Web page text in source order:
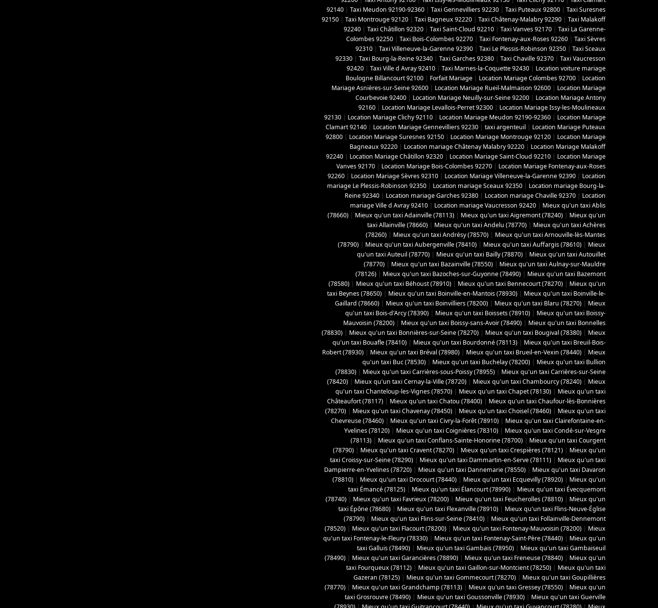
92140 | Taxi Meudon 92190-92360 | Taxi Gennevilliers 92230 | Taxi Puteaux 92800 | Taxi Suresnes
92150 | Taxi Montrouge 92120 | Taxi Bagneux 92220 | Taxi Châtenay-Malabry 92290 | Taxi Malakoff
92240 | Taxi Châtillon 92320 | Taxi Saint-Cloud 92210 | Taxi Vanves 92170 | Taxi La Garenne-
Colombes 92250 | Taxi Bois-Colombes 92270 | Taxi Fontenay-aux-Roses 92260 | Taxi Sèvres
92310 | Taxi Villeneuve-la-Garenne 92390 | Taxi Le Plessis-Robinson 92350 | Taxi Sceaux
92330 | Taxi Bourg-la-Reine 92340 | Taxi Garches 92380 | Taxi Chaville 92370 | Taxi Vaucresson
92420 | Taxi Ville d Avray 92410 | Taxi Marnes-la-Coquette 92430 | Location voiture mariage
Boulogne Billancourt 92100 | Forfait Mariage | Location Mariage Colombes 92700 | Location
Mariage Asnières-sur-Seine 92600 | Location Mariage Rueil-Malmaison 92600 | Location Mariage
Courbevoie 92400 | Location Mariage Neuilly-sur-Seine 92200 | Location Mariage Antony
92160 | Location Mariage Levallois-Perret 92300 | Location Mariage Issy-les-Moulineaux
92130 | Location Mariage Clichy 92110 | Location Mariage Meudon 92190-92360 | Location Mariage
Clamart 92140 | Location Mariage Gennevilliers 92230 | taxi argenteuil | Location Mariage Puteaux
92800 | Location Mariage Suresnes 92150 | Location Mariage Montrouge 92120 | Location Mariage
Bagneaux 92220 | Location mariage Châtenay Malabry 92220 | Location Mariage Malakoff
92240 | Location Mariage Châtillon 92320 | Location Mariage Saint-Cloud 92210 | Location Mariage
Vanves 92170 | Location Mariage Bois-Colombes 92270 | Location Mariage Fontenay-aux-Roses
92260 | Location Mariage Sèvres 92310 | Location Mariage Villeneuve-la-Garenne 92390 | Location
mariage Le Plessis-Robinson 92350 | Location mariage Sceaux 92350 | Location mariage Bourg-la-
Reine 92340 | Location mariage Garches 92380 | Location mariage Chaville 92370 | Location
mariage Ville d Avray 92410 | Location mariage Vaucresson 92420 | Mieux qu'un taxi Ablis
(78660) | Mieux qu'un taxi Adainville (78113) | Mieux qu'un taxi Aigremont (78240) | Mieux qu'un
taxi Allainville (78660) | Mieux qu'un taxi Andelu (78770) | Mieux qu'un taxi Achères
(78260) | Mieux qu'un taxi Andrésy (78570) | Mieux qu'un taxi Arnouville-lès-Mantes
(78790) | Mieux qu'un taxi Aubergenville (78410) | Mieux qu'un taxi Auffargis (78610) | Mieux
qu'un taxi Auteuil (78770) | Mieux qu'un taxi Bailly (78870) | Mieux qu'un taxi Autouillet
(78770) | Mieux qu'un taxi Bazainville (78550) | Mieux qu'un taxi Aulnay-sur-Mauldre
(78126) | Mieux qu'un taxi Bazoches-sur-Guyonne (78490) | Mieux qu'un taxi Bazemont
(78580) | Mieux qu'un taxi Béhoust (78910) | Mieux qu'un taxi Bennecourt (78270) | Mieux qu'un
taxi Beynes (78650) | Mieux qu'un taxi Boinville-en-Mantois (78930) | Mieux qu'un taxi Boinville-le-
Gaillard (78660) | Mieux qu'un taxi Boinvilliers (78200) | Mieux qu'un taxi Blaru (78270) | Mieux
qu'un taxi Bois-d'Arcy (78390) | Mieux qu'un taxi Boissets (78910) | Mieux qu'un taxi Boissy-
Mauvoisin (78200) | Mieux qu'un taxi Boissy-sans-Avoir (78490) | Mieux qu'un taxi Bonnelles
(78830) | Mieux qu'un taxi Bonnières-sur-Seine (78270) | Mieux qu'un taxi Bougival (78380) | Mieux
qu'un taxi Bouafle (78410) | Mieux qu'un taxi Bourdonné (78113) | Mieux qu'un taxi Breuil-Bois-
Robert (78930) | Mieux qu'un taxi Bréval (78980) | Mieux qu'un taxi Brueil-en-Vexin (78440) | Mieux
qu'un taxi Buc (78530) | Mieux qu'un taxi Buchelay (78200) | Mieux qu'un taxi Bullion
(78830) | Mieux qu'un taxi Carrières-sous-Poissy (78955) | Mieux qu'un taxi Carrières-sur-Seine
(78420) | Mieux qu'un taxi Cernay-la-Ville (78720) | Mieux qu'un taxi Chambourcy (78240) | Mieux
qu'un taxi Chanteloup-les-Vignes (78570) | Mieux qu'un taxi Chapet (78130) | Mieux qu'un taxi
Châteaufort (78117) | Mieux qu'un taxi Chatou (78400) | Mieux qu'un taxi Chaufour-lès-Bonnières
(78270) | Mieux qu'un taxi Chavenay (78450) | Mieux qu'un taxi Choisel (78460) | Mieux qu'un taxi
Chevreuse (78460) | Mieux qu'un taxi Civry-la-Forêt (78910) | Mieux qu'un taxi Clairefontaine-en-
Yvelines (78120) | Mieux qu'un taxi Coignières (78310) | Mieux qu'un taxi Condé-sur-Vesgre
(78113) | Mieux qu'un taxi Conflans-Sainte-Honorine (78700) | Mieux qu'un taxi Courgent
(78790) | Mieux qu'un taxi Cravent (78270) | Mieux qu'un taxi Crespières (78121) | Mieux qu'un
taxi Croissy-sur-Seine (78290) | Mieux qu'un taxi Dammartin-en-Serve (78111) | Mieux qu'un taxi
Dampierre-en-Yvelines (78720) | Mieux qu'un taxi Dannemarie (78550) | Mieux qu'un taxi Davaron
(78810) | Mieux qu'un taxi Drocourt (78440) | Mieux qu'un taxi Ecquevilly (78920) | Mieux qu'un
taxi Émancé (78125) | Mieux qu'un taxi Élancourt (78990) | Mieux qu'un taxi Évecquemont
(78740) | Mieux qu'un taxi Favrieux (78200) | Mieux qu'un taxi Feucherolles (78810) | Mieux qu'un
taxi Épône (78680) | Mieux qu'un taxi Flexanville (78910) | Mieux qu'un taxi Flins-Neuve-Église
(78790) | Mieux qu'un taxi Flins-sur-Seine (78410) | Mieux qu'un taxi Follainville-Dennemont
(78520) | Mieux qu'un taxi Flacourt (78200) | Mieux qu'un taxi Fontenay-Mauvoisin (78200) | Mieux
qu'un taxi Fontenay-le-Fleury (78330) | Mieux qu'un taxi Fontenay-Saint-Père (78440) | Mieux qu'un
taxi Galluis (78490) | Mieux qu'un taxi Gambais (78950) | Mieux qu'un taxi Gambaiseuil
(78490) | Mieux qu'un taxi Garancières (78890) | Mieux qu'un taxi Freneuse (78840) | Mieux qu'un
taxi Fourqueux (78112) | Mieux qu'un taxi Gaillon-sur-Montcient (78250) | Mieux qu'un taxi
Gazeran (78125) | Mieux qu'un taxi Gommecourt (78270) | Mieux qu'un taxi Goupillières
(78770) | Mieux qu'un taxi Grandchamp (78113) | Mieux qu'un taxi Gressey (78550) | Mieux qu'un
taxi Grosrouvre (78490) | Mieux qu'un taxi Goussonville (78930) | Mieux qu'un taxi Guerville